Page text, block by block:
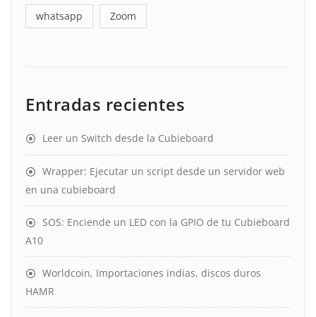
whatsapp Zoom
Entradas recientes
Leer un Switch desde la Cubieboard
Wrapper: Ejecutar un script desde un servidor web
en una cubieboard
SOS: Enciende un LED con la GPIO de tu Cubieboard
A10
Worldcoin, Importaciones indias, discos duros
HAMR